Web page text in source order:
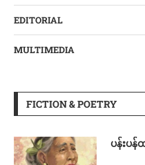
EDITORIAL
MULTIMEDIA
FICTION & POETRY
ပန်းပ